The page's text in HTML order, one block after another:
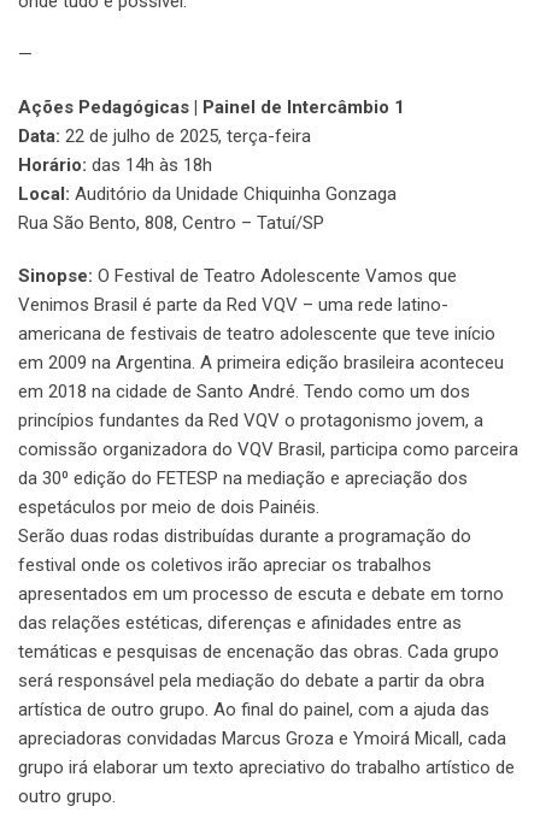
—
Ações Pedagógicas | Painel de Intercâmbio 1
Data: 22 de julho de 2025, terça-feira
Horário: das 14h às 18h
Local: Auditório da Unidade Chiquinha Gonzaga
Rua São Bento, 808, Centro – Tatuí/SP
Sinopse: O Festival de Teatro Adolescente Vamos que
Venimos Brasil é parte da Red VQV – uma rede latino-
americana de festivais de teatro adolescente que teve início
em 2009 na Argentina. A primeira edição brasileira aconteceu
em 2018 na cidade de Santo André. Tendo como um dos
princípios fundantes da Red VQV o protagonismo jovem, a
comissão organizadora do VQV Brasil, participa como parceira
da 30⁰ edição do FETESP na mediação e apreciação dos
espetáculos por meio de dois Painéis.
Serão duas rodas distribuídas durante a programação do
festival onde os coletivos irão apreciar os trabalhos
apresentados em um processo de escuta e debate em torno
das relações estéticas, diferenças e afinidades entre as
temáticas e pesquisas de encenação das obras. Cada grupo
será responsável pela mediação do debate a partir da obra
artística de outro grupo. Ao final do painel, com a ajuda das
apreciadoras convidadas Marcus Groza e Ymoirá Micall, cada
grupo irá elaborar um texto apreciativo do trabalho artístico de
outro grupo.